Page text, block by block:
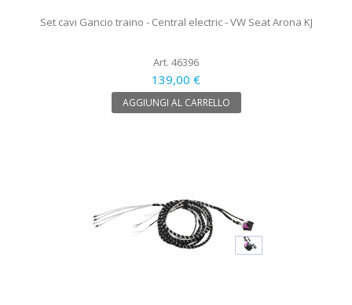
Set cavi Gancio traino - Central electric - VW Seat Arona KJ
Art. 46396
139,00 €
AGGIUNGI AL CARRELLO